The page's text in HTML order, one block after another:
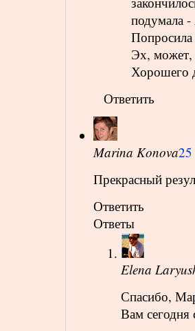
подумала
Попросила
Эх, может,
Хорошего
Ответить
Marina Konova25
Прекрасный
Ответить
Ответы
Elena
Спасибо,
Вам сегодня